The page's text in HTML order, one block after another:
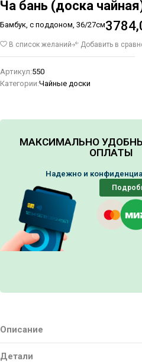
Ча бань (доска
Бамбук, с поддоном, 36/27см
В список желаний Добавить в
Артикул:550
Категории:Чайные доски
МАКСИМАЛЬНО
ОПЛАТЫ
Надежно и
Описание
Детали